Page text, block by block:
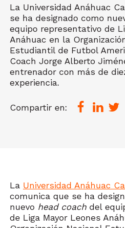
La Universidad Anáhuac
se ha designado como
equipo representativo de
Anáhuac en la
Estudiantil de Futbol
Coach Jorge Alberto
entrenador con más de
experiencia.
Compartir en:
La Universidad Anáhuac
comunica que se ha
nuevo head coach del
de Liga Mayor Leones